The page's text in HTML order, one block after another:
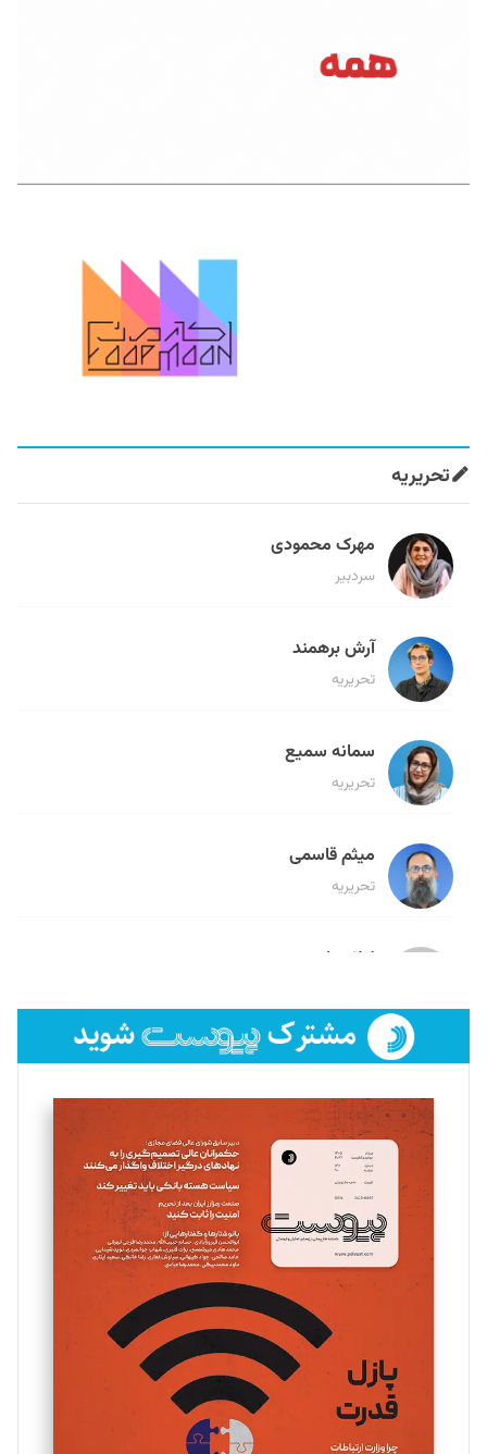
تحریریه
مهرک محمودی
سردبیر
آرش برهمند
تحریریه
سمانه سمیع
تحریریه
میثم قاسمی
تحریریه
لیلا حنارود
فائزه فتحی رستمی
تحریریه
سروش کرمیان
تحریریه
مینا پاکدل
یسنا امان‌پور
تحریریه